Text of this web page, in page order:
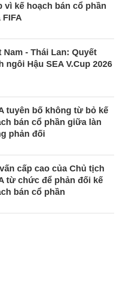
vì kế hoạch bán cổ phần
FIFA
Nam - Thái Lan: Quyết
ngôi Hậu SEA V.Cup 2026
tuyên bố không từ bỏ kế
bán cổ phần giữa làn
phản đối
cấp cao của Chủ tịch
từ chức để phản đối kế
bán cổ phần